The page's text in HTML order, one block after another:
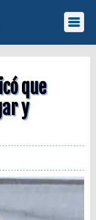
que
y